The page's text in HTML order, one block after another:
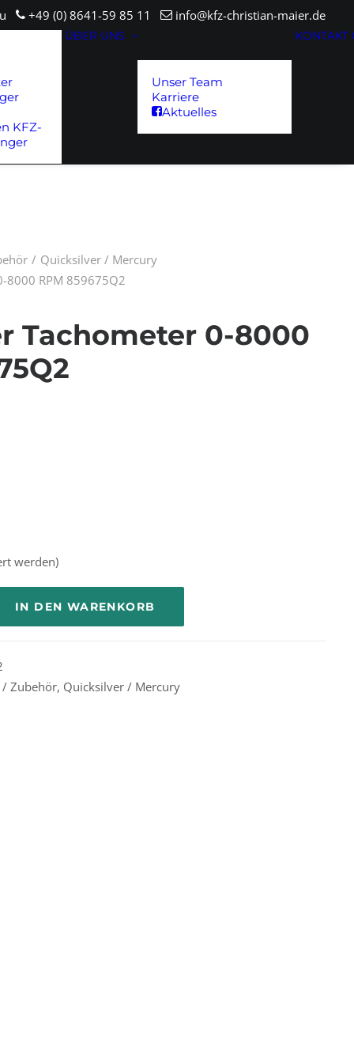
+49 (0) 8641-59 85 11 info@kfz-christian-maier.de
KFZ-
ÜBER UNS
Unser Team
Karriere
Aktuelles
KONTAKT
Quicksilver / Mercury
8000 RPM 859675Q2
Tachometer 0-8000
werden)
IN DEN WARENKORB
/ Zubehör, Quicksilver / Mercury